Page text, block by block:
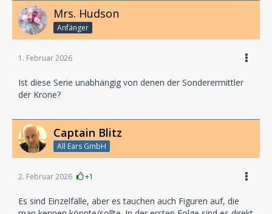
Mrs. Hudson
Anfänger
1. Februar 2026
Ist diese Serie unabhängig von denen der Sonderermittler
der Krone?
Captain Blitz
All Ears GmbH
2. Februar 2026 +1
Es sind Einzelfälle, aber es tauchen auch Figuren auf, die